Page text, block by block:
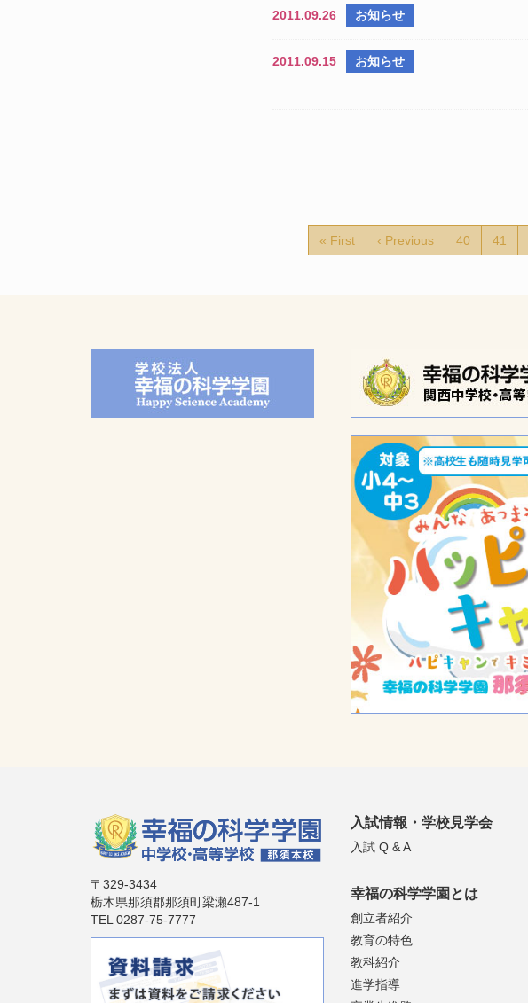
2011.09.26 お知らせ
2011.09.15 お知らせ
« First ‹ Previous 40 41
〒329-3434
栃木県那須郡那須町梁瀬487-1
TEL 0287-75-7777
入試情報・学校見学会
入試 Q & A
幸福の科学学園とは
創立者紹介
教育の特色
教科紹介
進学指導